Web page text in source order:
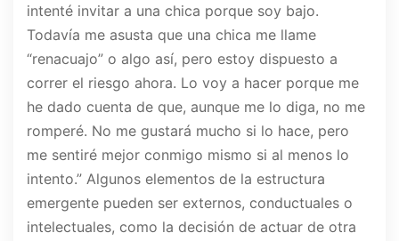
intenté invitar a una chica porque soy bajo.
Todavía me asusta que una chica me llame
“renacuajo” o algo así, pero estoy dispuesto a
correr el riesgo ahora. Lo voy a hacer porque me
he dado cuenta de que, aunque me lo diga, no me
romperé. No me gustará mucho si lo hace, pero
me sentiré mejor conmigo mismo si al menos lo
intento.” Algunos elementos de la estructura
emergente pueden ser externos, conductuales o
intelectuales, como la decisión de actuar de otra